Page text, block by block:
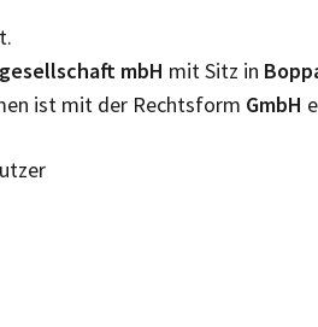
mbH mit Sitz in
ist mit der Rechtsform GmbH